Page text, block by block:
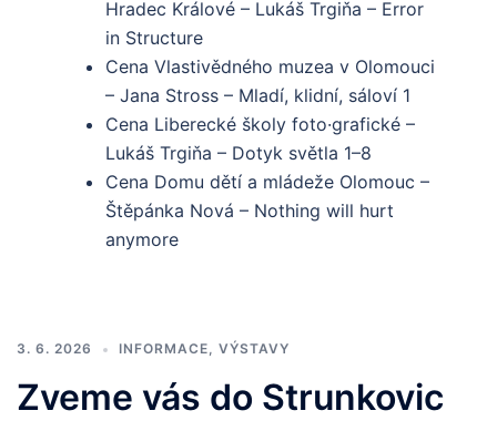
Hradec Králové – Lukáš Trgiňa – Error
in Structure
Cena Vlastivědného muzea v Olomouci
– Jana Stross – Mladí, klidní, sáloví 1
Cena Liberecké školy foto·grafické –
Lukáš Trgiňa – Dotyk světla 1–8
Cena Domu dětí a mládeže Olomouc –
Štěpánka Nová – Nothing will hurt
anymore
3. 6. 2026 INFORMACE, VÝSTAVY
Zveme vás do Strunkovic